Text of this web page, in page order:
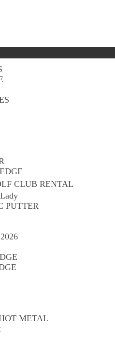
CLUB RENTAL
PUTTER
METAL